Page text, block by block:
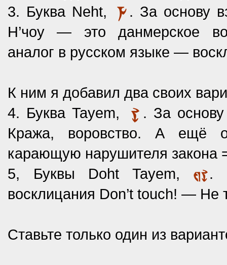
3. Буква Neht,
. За основу
Н’чоу — это данмерское
аналог в русском языке —
К ним я добавил два своих
4. Буква Tayem,
. За
Кража, воровство. А ещё
карающую нарушителя закона
5, Буквы Doht Tayem,
.
восклицания Don’t touch! — Не
Ставьте только один из